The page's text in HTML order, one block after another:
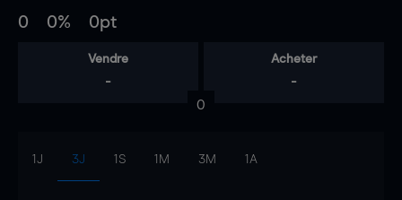
0 0% 0pt
Vendre
-
Acheter
-
0
1J 3J 1S 1M 3M 1A